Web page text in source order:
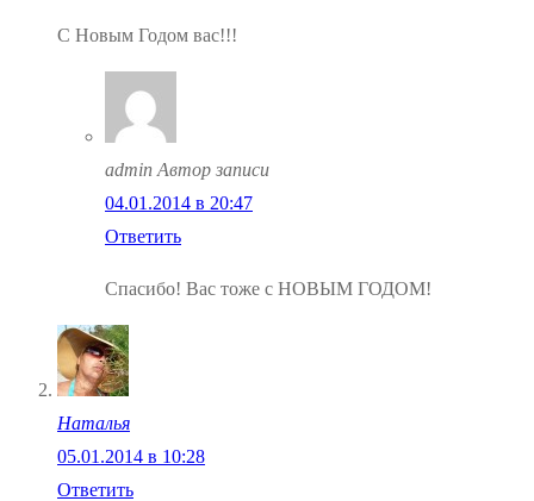
С Новым Годом вас!!!
admin Автор записи
04.01.2014 в 20:47
Ответить
Спасибо! Вас тоже с НОВЫМ ГОДОМ!
Наталья
05.01.2014 в 10:28
Ответить